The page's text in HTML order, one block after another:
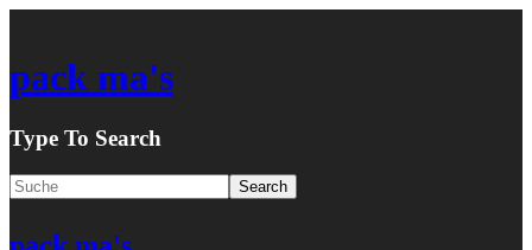
pack ma's
Type To Search